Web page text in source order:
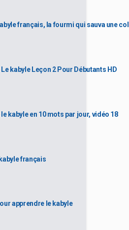
français, la fourmi qui sauva une
kabyle Leçon 2 Pour Débutants HD
kabyle en 10 mots par jour, vidéo 18
français
apprendre le kabyle